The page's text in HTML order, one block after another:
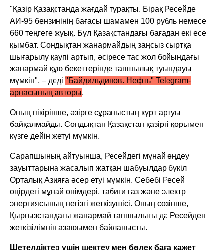
"Қазір Қазақстанда жағдай тұрақты. Бірақ Ресейде
АИ-95 бензинінің бағасы шамамен 100 рубль немесе
660 теңгеге жуық. Бұл Қазақстандағы бағадан екі есе
қымбат. Сондықтан жанармайдың заңсыз сыртқа
шығарылу қаупі артып, әсіресе тас жол бойындағы
жанармай құю бекеттерінде тапшылық туындауы
мүмкін", – деді"Байдильдинов. Нефть" Telegram-
арнасының авторы.
Оның пікірінше, әзірге сұраныстың күрт артуы
байқалмайды. Сондықтан Қазақстан қазіргі қорымен
күзге дейін жетуі мүмкін.
Сарапшының айтуынша, Ресейдегі мұнай өңдеу
зауыттарына жасалып жатқан шабуылдар бүкіл
Орталық Азияға әсер етуі мүмкін. Себебі Ресей
өңірдегі мұнай өнімдері, табиғи газ және электр
энергиясының негізгі жеткізушісі. Оның сөзінше,
Қырғызстандағы жанармай тапшылығы да Ресейден
жеткізілімнің азаюымен байланысты.
Шетелдіктер үшін шектеу мен бөлек баға қажет